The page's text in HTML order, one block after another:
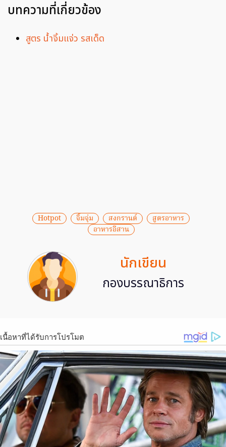
บทความที่เกี่ยวข้อง
สูตร น้ำจิ้มแจ่ว รสเด็ด
Hotpot จิ้มจุ่ม สงกรานต์
สูตรอาหาร
อาหารอีสาน
นักเขียน
กองบรรณาธิการ
เนื้อหาที่ได้รับการโปรโมต